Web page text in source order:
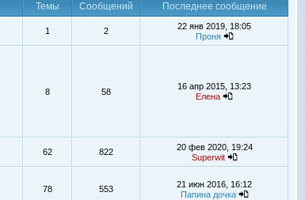
Темы Сообщений Последнее сообщение
1 2
22 янв 2019, 18:05
Проня
8 58
16 апр 2015, 13:23
Елена
62 822
20 фев 2020, 19:24
Superwit
78 553
21 июн 2016, 16:12
Папина дочка